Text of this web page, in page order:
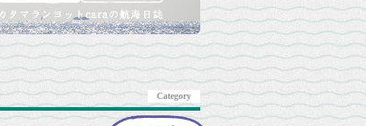
Category